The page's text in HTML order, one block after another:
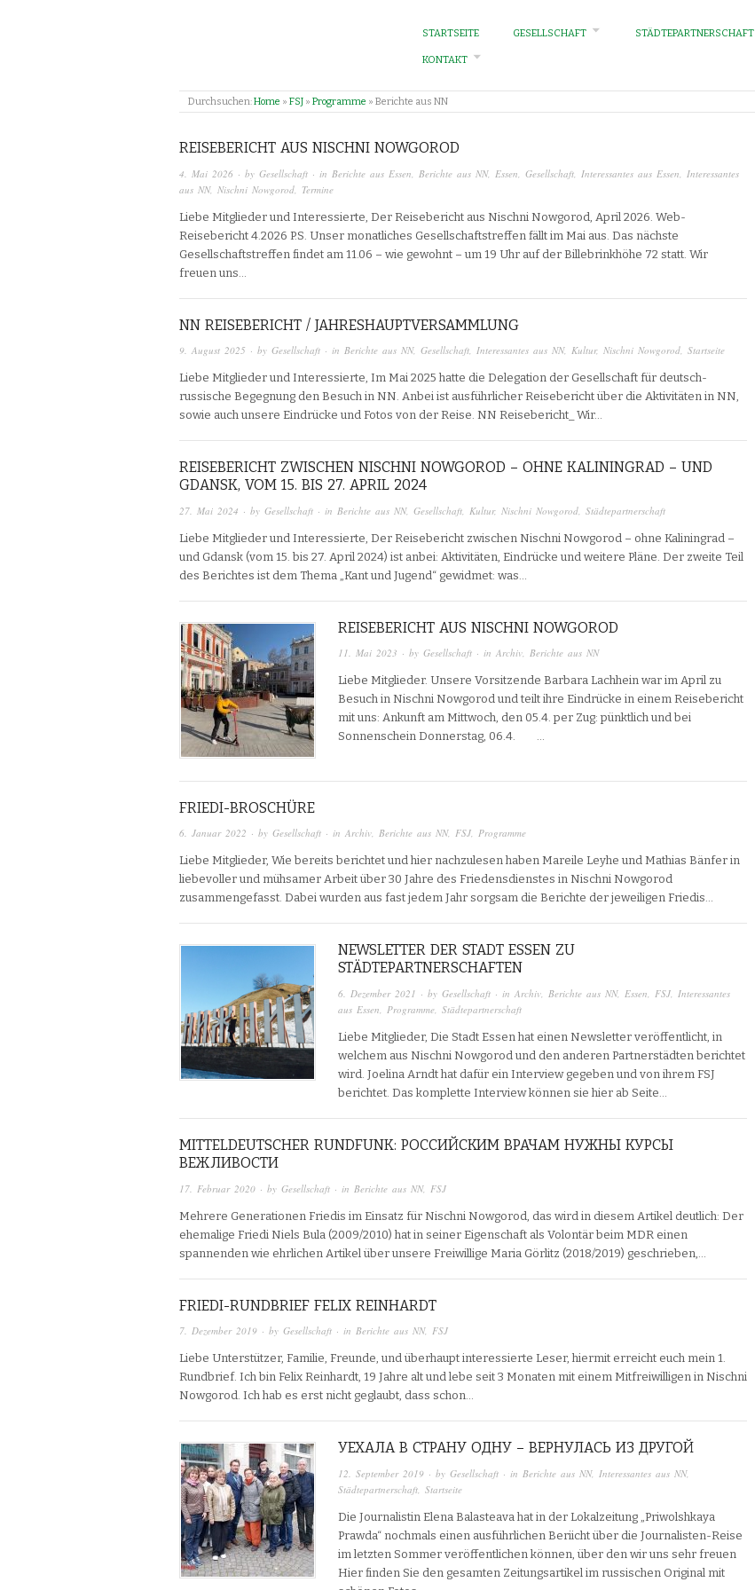
STARTSEITE GESELLSCHAFT STÄDTEPARTNERSCHAFT
KONTAKT
Durchsuchen:Home » FSJ » Programme » Berichte aus NN
REISEBERICHT AUS NISCHNI NOWGOROD
4. Mai 2026 · by Gesellschaft · in Berichte aus Essen Berichte aus NN, Essen Gesellschaft Interessantes aus Essen
Interessantes
aus NN, Nischni Nowgorod Termine
Liebe Mitglieder und Interessierte, Der Reisebericht aus Nischni Nowgorod, April 2026. Web-
Reisebericht 4.2026 P.S. Unser monatliches Gesellschaftstreffen fällt im Mai aus. Das nächste
Gesellschaftstreffen findet am 11.06 – wie gewohnt – um 19 Uhr auf der Billebrinkhöhe 72 statt. Wir
freuen uns…
NN REISEBERICHT / JAHRESHAUPTVERSAMMLUNG
9. August 2025 · by Gesellschaft · in Berichte aus NN, Gesellschaft, Interessantes aus NN, Kultur, Nischni Nowgorod, Startseite
Liebe Mitglieder und Interessierte, Im Mai 2025 hatte die Delegation der Gesellschaft für deutsch-
russische Begegnung den Besuch in NN. Anbei ist ausführlicher Reisebericht über die Aktivitäten in NN,
sowie auch unsere Eindrücke und Fotos von der Reise. NN Reisebericht_ Wir…
REISEBERICHT ZWISCHEN NISCHNI NOWGOROD – OHNE KALININGRAD – UND
GDANSK, VOM 15. BIS 27. APRIL 2024
27. Mai 2024 · by Gesellschaft · in Berichte aus NN, Gesellschaft Kultur, Nischni Nowgorod Städtepartnerschaft
Liebe Mitglieder und Interessierte, Der Reisebericht zwischen Nischni Nowgorod – ohne Kaliningrad –
und Gdansk (vom 15. bis 27. April 2024) ist anbei: Aktivitäten, Eindrücke und weitere Pläne. Der zweite Teil
des Berichtes ist dem Thema „Kant und Jugend“ gewidmet: was…
REISEBERICHT AUS NISCHNI NOWGOROD
11. Mai 2023 · by Gesellschaft · in Archiv, Berichte aus NN
Liebe Mitglieder. Unsere Vorsitzende Barbara Lachhein war im April zu
Besuch in Nischni Nowgorod und teilt ihre Eindrücke in einem Reisebericht
mit uns: Ankunft am Mittwoch, den 05.4. per Zug: pünktlich und bei
Sonnenschein Donnerstag, 06.4. …
FRIEDI-BROSCHÜRE
6. Januar 2022 · by Gesellschaft · in Archiv, Berichte aus NN, FSJ, Programme
Liebe Mitglieder, Wie bereits berichtet und hier nachzulesen haben Mareile Leyhe und Mathias Bänfer in
liebevoller und mühsamer Arbeit über 30 Jahre des Friedensdienstes in Nischni Nowgorod
zusammengefasst. Dabei wurden aus fast jedem Jahr sorgsam die Berichte der jeweiligen Friedis…
NEWSLETTER DER STADT ESSEN ZU
STÄDTEPARTNERSCHAFTEN
6. Dezember 2021 · by Gesellschaft · in Archiv Berichte aus NN, Essen FSJ Interessantes
aus Essen
Programme Städtepartnerschaft
Liebe Mitglieder, Die Stadt Essen hat einen Newsletter veröffentlicht, in
welchem aus Nischni Nowgorod und den anderen Partnerstädten berichtet
wird. Joelina Arndt hat dafür ein Interview gegeben und von ihrem FSJ
berichtet. Das komplette Interview können sie hier ab Seite…
MITTELDEUTSCHER RUNDFUNK: PОССИЙСКИМ ВРАЧАМ НУЖНЫ КУРСЫ
ВЕЖЛИВОСТИ
17. Februar 2020 · by Gesellschaft · in Berichte aus NN, FSJ
Mehrere Generationen Friedis im Einsatz für Nischni Nowgorod, das wird in diesem Artikel deutlich: Der
ehemalige Friedi Niels Bula (2009/2010) hat in seiner Eigenschaft als Volontär beim MDR einen
spannenden wie ehrlichen Artikel über unsere Freiwillige Maria Görlitz (2018/2019) geschrieben,…
FRIEDI-RUNDBRIEF FELIX REINHARDT
7. Dezember 2019 · by Gesellschaft · in Berichte aus NN, FSJ
Liebe Unterstützer, Familie, Freunde, und überhaupt interessierte Leser, hiermit erreicht euch mein 1.
Rundbrief. Ich bin Felix Reinhardt, 19 Jahre alt und lebe seit 3 Monaten mit einem Mitfreiwilligen in Nischni
Nowgorod. Ich hab es erst nicht geglaubt, dass schon…
УЕХАЛА В СТРАНУ ОДНУ – ВЕРНУЛАСЬ ИЗ ДРУГОЙ
12. September 2019 · by Gesellschaft · in Berichte aus NN, Interessantes aus NN,
Städtepartnerschaft Startseite
Die Journalistin Elena Balasteava hat in der Lokalzeitung „Priwolshkaya
Prawda“ nochmals einen ausführlichen Beriicht über die Journalisten-Reise
im letzten Sommer veröffentlichen können, über den wir uns sehr freuen
Hier finden Sie den gesamten Zeitungsartikel im russischen Original mit